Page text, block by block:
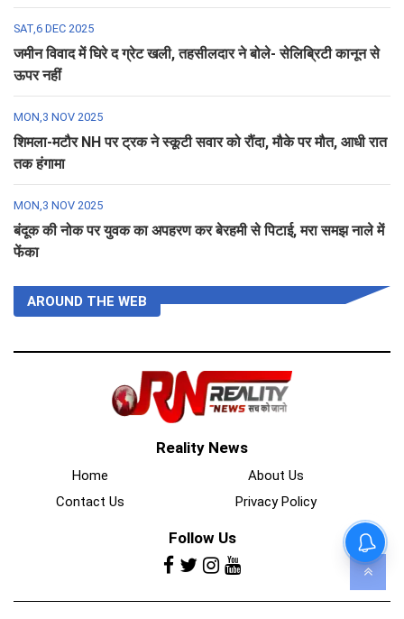
SAT,6 DEC 2025
जमीन विवाद में घिरे द ग्रेट खली, तहसीलदार ने बोले- सेलिब्रिटी कानून से
ऊपर नहीं
MON,3 NOV 2025
शिमला-मटौर NH पर ट्रक ने स्कूटी सवार को रौंदा, मौके पर मौत, आधी रात
तक हंगामा
MON,3 NOV 2025
बंदूक की नोक पर युवक का अपहरण कर बेरहमी से पिटाई, मरा समझ नाले में
फेंका
AROUND THE WEB
Reality News
Home
About Us
Contact Us
Privacy Policy
Follow Us